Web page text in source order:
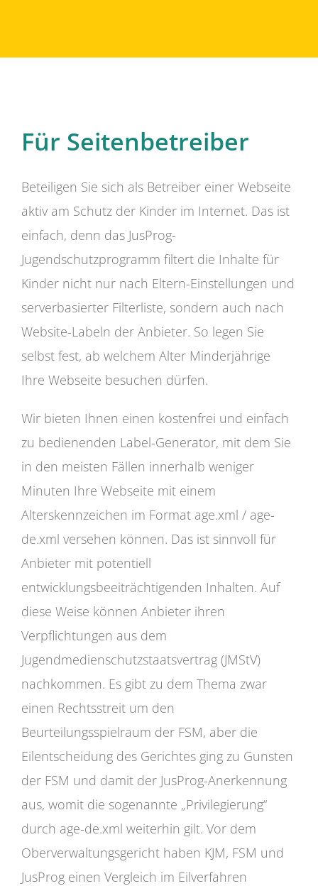
Für Seitenbetreiber
Beteiligen Sie sich als Betreiber einer Webseite
aktiv am Schutz der Kinder im Internet. Das ist
einfach, denn das JusProg-
Jugendschutzprogramm filtert die Inhalte für
Kinder nicht nur nach Eltern-Einstellungen und
serverbasierter Filterliste, sondern auch nach
Website-Labeln der Anbieter. So legen Sie
selbst fest, ab welchem Alter Minderjährige
Ihre Webseite besuchen dürfen.
Wir bieten Ihnen einen kostenfrei und einfach
zu bedienenden Label-Generator, mit dem Sie
in den meisten Fällen innerhalb weniger
Minuten Ihre Webseite mit einem
Alterskennzeichen im Format age.xml / age-
de.xml versehen können. Das ist sinnvoll für
Anbieter mit potentiell
entwicklungsbeeiträchtigenden Inhalten. Auf
diese Weise können Anbieter ihren
Verpflichtungen aus dem
Jugendmedienschutzstaatsvertrag (JMStV)
nachkommen. Es gibt zu dem Thema zwar
einen Rechtsstreit um den
Beurteilungsspielraum der FSM, aber die
Eilentscheidung des Gerichtes ging zu Gunsten
der FSM und damit der JusProg-Anerkennung
aus, womit die sogenannte „Privilegierung“
durch age-de.xml weiterhin gilt. Vor dem
Oberverwaltungsgericht haben KJM, FSM und
JusProg einen Vergleich im Eilverfahren